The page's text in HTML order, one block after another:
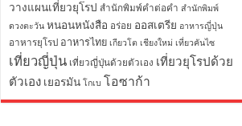
วางแผนเที่ยวยุโรป สำนักพิมพ์คำต่อคำ สำนักพิมพ์
ดวงตะวัน หนอนหนังสือ อร่อย ออสเตรีย อาหารญี่ปุ่น
อาหารยุโรป อาหารไทย เกียวโต เชียงใหม่ เที่ยวคันไซ
เที่ยวญี่ปุ่น เที่ยวญี่ปุ่นด้วยตัวเอง เที่ยวยุโรปด้วย
ตัวเอง เยอรมัน โกเบ โอซาก้า